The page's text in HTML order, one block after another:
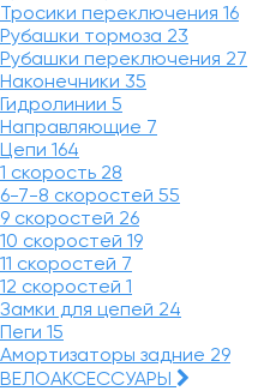
Тросики переключения 16
Рубашки тормоза 23
Рубашки переключения 27
Наконечники 35
Гидролинии 5
Направляющие 7
Цепи 164
1 скорость 28
6-7-8 скоростей 55
9 скоростей 26
10 скоростей 19
11 скоростей 7
12 скоростей 1
Замки для цепей 24
Пеги 15
Амортизаторы задние 29
ВЕЛОАКСЕССУАРЫ